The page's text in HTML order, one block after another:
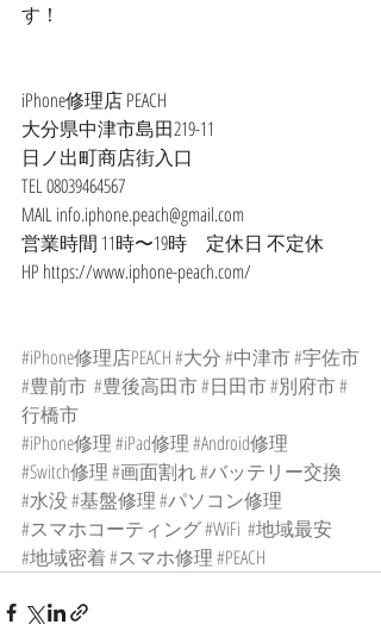
す！
iPhone修理店 PEACH
大分県中津市島田219-11
日ノ出町商店街入口
TEL 08039464567
MAIL info.iphone.peach@gmail.com
営業時間 11時〜19時　定休日 不定休
HP https://www.iphone-peach.com/
#iPhone修理店PEACH#大分#中津市#宇佐市
#豊前市 #豊後高田市#日田市#別府市#
行橋市
#iPhone修理#iPad修理#Android修理
#Switch修理#画面割れ#バッテリー交換
#水没#基盤修理#パソコン修理
#スマホコーティング#WiFi #地域最安
#地域密着#スマホ修理#PEACH